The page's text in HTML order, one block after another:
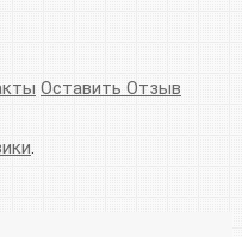
Оставить Отзыв
.